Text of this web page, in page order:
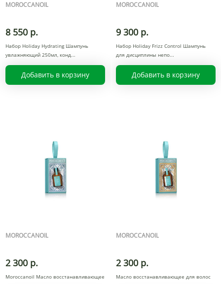
MOROCCANOIL
8 550 р.
Набор Holiday Hydrating Шампунь
увлажняющий 250мл, конд
Добавить в корзину
MOROCCANOIL
9 300 р.
Набор Holiday Frizz Control Шампунь
для дисциплины непо
Добавить в корзину
MOROCCANOIL
2 300 р.
Moroccanoil Масло восстанавливающее
MOROCCANOIL
2 300 р.
Масло восстанавливающее для волос